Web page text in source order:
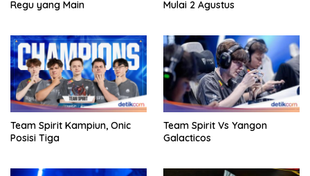
Regu yang Main
Mulai 2 Agustus
Team Spirit Kampiun, Onic
Posisi Tiga
Team Spirit Vs Yangon
Galacticos